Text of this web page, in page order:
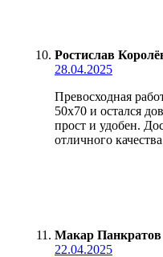
Ростислав
28.04.2025
Превосходная
50х70 и остался
прост и удобен.
отличного
Макар Панкратов
22.04.2025